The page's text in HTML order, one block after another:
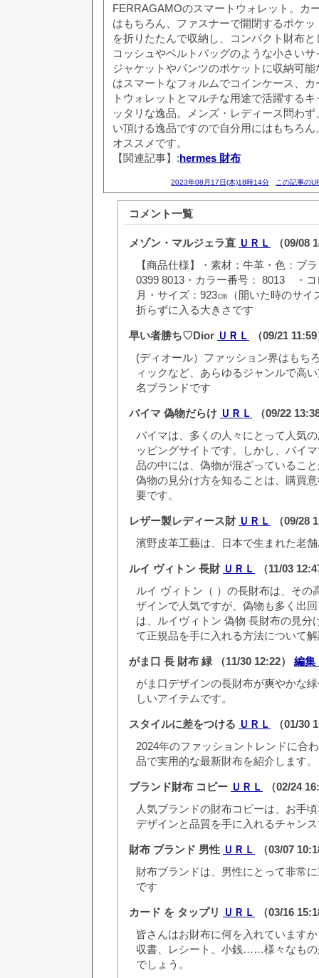
FERRAGAMOのスマートウォレット。カ
はもちろん、ファスナーで開閉するポケ
を折りたたんで収納し、コンパクト財布
コッシュやベルトバッグのような小さい
ジャケットやパンツのポケットに収納可
はスマートなフォルムでコインケース、
トウォレットとマルチな用途で活躍する
ッタリな逸品。メンズ・レディース問わ
い頂ける逸品ですので自分用にはもちろ
オススメです。
【関連記事】:hermes 財布
2023年08月17日(木)18時14分 この記事の
コメント一覧
メゾン・マルジェラ直 ＵＲＬ
（09/08
【商品仕様】・素材：牛革・色：ブ
0399 8013・カラー番号： 8013 ・コ
月・サイズ：923㎝（開いた時の
折らずに入る大きさです
早い者勝ち♡Dior ＵＲＬ
（09/21
(ディオール）ファッション界はもち
ィックなど、あらゆるジャンルで高
名ブランドです
バイマ 偽物だらけ ＵＲＬ
（09/22
バイマは、多くの人々にとって人気
ッピングサイトです。しかし、バイ
品の中には、偽物が混ざっているこ
偽物の見分け方を知ることは、購買
要です。
レザー製レディース財 ＵＲＬ
（09/28
濱野皮革工藝は、日本で生まれた老
ルイ ヴィトン 長財 ＵＲＬ
（11/03
ルイ ヴィトン（ ）の長財布は、その
ザインで人気ですが、偽物も多く出
は、ルイヴィトン 偽物 長財布の見分
て正規品を手に入れる方法について
がま口 長 財布 緑 （11/30 12:22） 編集
がま口デザインの長財布が爽やかな
しいアイテムです。
スタイルに差をつける ＵＲＬ
（01/30
2024年のファッショントレンドに合
品で実用的な最新財布を紹介します。
ブランド財布 コピー ＵＲＬ
（02/24
人気ブランドの財布コピーは、お手
デザインと品質を手に入れるチャン
財布 ブランド 男性 ＵＲＬ
（03/07
財布ブランドは、男性にとって非常
です
カード を タップリ ＵＲＬ
（03/16
皆さんはお財布に何を入れています
収書、レシート、小銭……様々なもの
でしょう。